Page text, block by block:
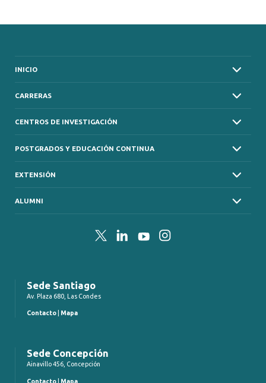
INICIO
CARRERAS
CENTROS DE INVESTIGACIÓN
POSTGRADOS Y EDUCACIÓN CONTINUA
EXTENSIÓN
ALUMNI
TwitterLinkedInYouTubeInstagram
Sede Santiago
Av. Plaza 680, Las Condes
Contacto Mapa
Sede Concepción
Ainavillo 456, Concepción
Contacto Mapa